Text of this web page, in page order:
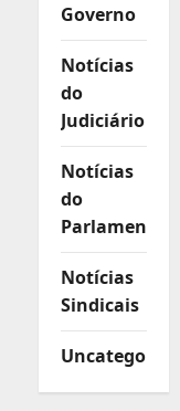
Governo
Notícias
do
Judiciário
Notícias
do
Parlamento
Notícias
Sindicais